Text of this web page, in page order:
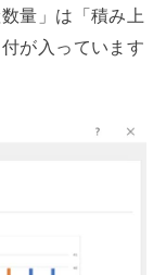
量」は「積み上
が入っています